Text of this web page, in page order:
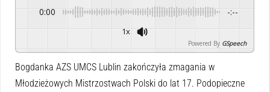
0:00 -:--
1x
Powered By GSpeech
Bogdanka AZS UMCS Lublin zakończyła zmagania w
Młodzieżowych Mistrzostwach Polski do lat 17. Podopieczne